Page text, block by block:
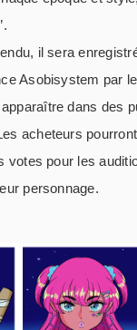
il sera
Asobisystem par
dans des
acheteurs
votes pour les
personnage.